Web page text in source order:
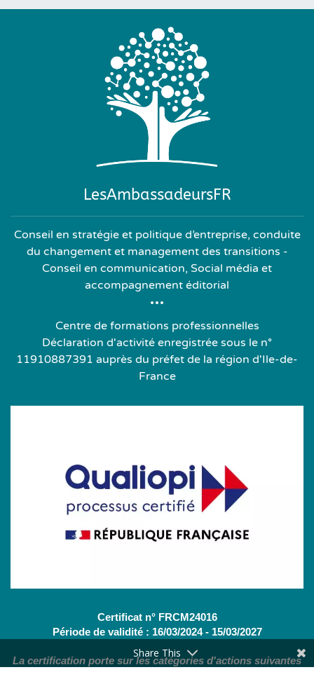
LesAmbassadeursFR
Conseil en stratégie et politique d’entreprise, conduite
du changement et management des transitions -
Conseil en communication, Social média et
accompagnement éditorial
Centre de formations professionnelles
Déclaration d'activité enregistrée sous le n°
11910887391 auprès du préfet de la région d'Ile-de-
France
Certificat n° FRCM24016
Période de validité : 16/03/2024 - 15/03/2027
La certification porte sur les catégories d'actions suivantes
Share This